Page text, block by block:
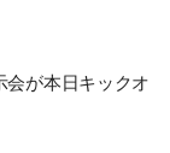
会が本日キックオ